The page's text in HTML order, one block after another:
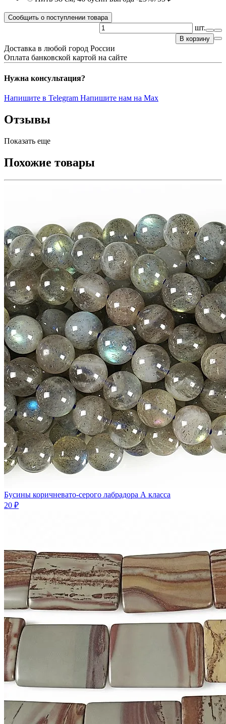
Сообщить о поступлении товара
шт.
В корзину
Доставка в любой город России
Оплата банковской картой на сайте
Нужна консультация?
Напишите в Telegram Напишите нам на Max
Отзывы
Показать еще
Похожие товары
Бусины коричневато-серого лабрадора А класса
20 ₽